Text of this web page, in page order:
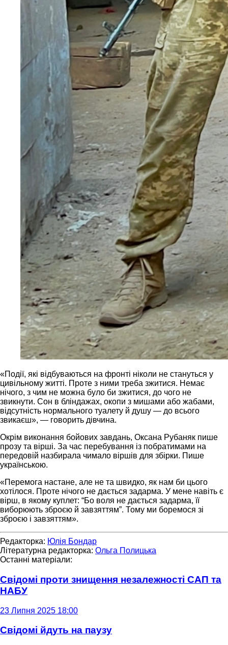
«Події, які відбуваються на фронті ніколи не стануться у
цивільному житті. Проте з ними треба зжитися. Немає
нічого, з чим не можна було би зжитися, до чого не
звикнути. Сон в бліндажах, окопи з мишами або жабами,
відсутність нормального туалету й душу — до всього
звикаєш», — говорить дівчина.
Окрім виконання бойових завдань, Оксана Рубаняк пише
прозу та вірші. За час перебування із побратимами на
передовій назбирала чимало віршів для збірки. Пише
українською.
«Перемога настане, але не та швидко, як нам би цього
хотілося. Проте нічого не дається задарма. У мене навіть є
вірш, в якому куплет: “Бо воля не дається задарма, її
виборюють зброєю й завзяттям”. Тому ми боремося зі
зброєю і завзяттям».
Редакторка: Юлія Бондар
Літературна редакторка: Ольга Полицька
Останні матеріали:
Свідомі проти знищення незалежності САП та
НАБУ
23 Липня 2025 18:00
Свідомі йдуть на паузу